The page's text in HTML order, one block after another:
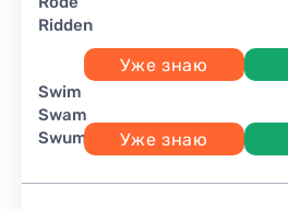
ridden
Уже знаю
swim
swam
swum Уже знаю